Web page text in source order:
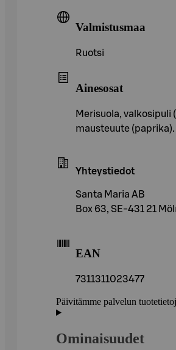
Valmistusmaa
Ruotsi
Ainesosat
Merisuola, valkosipuli
mausteuute (paprika).
Yhteystiedot
Santa Maria AB
Box 63, SE-431 21
EAN
7311311023477
Päivitämme palvelun
Ominaisuudet